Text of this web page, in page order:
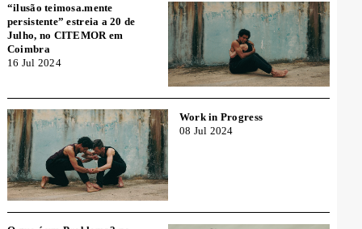
“ilusão teimosa.mente
persistente” estreia a 20 de
Julho, no CITEMOR em
Coimbra
16 Jul 2024
Work in Progress
08 Jul 2024